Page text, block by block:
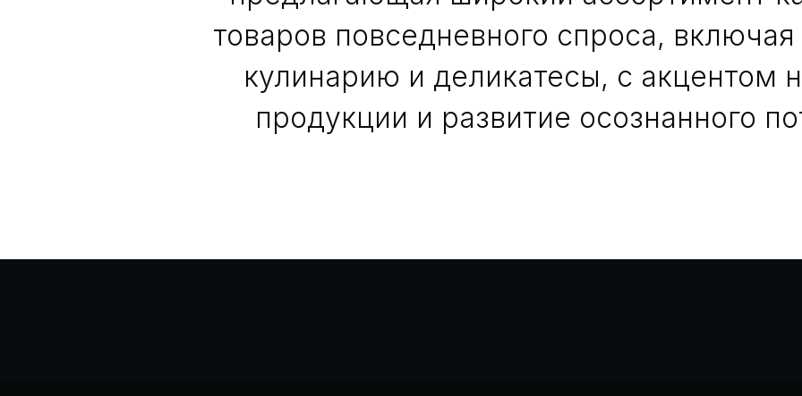
товаров повседневного спроса,
кулинарию и деликатесы, с акцентом
продукции и развитие осознанного